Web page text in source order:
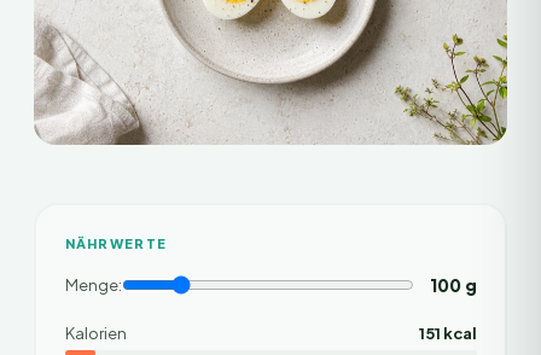
NÄHRWERTE
Menge: 100g
Kalorien
151 kcal